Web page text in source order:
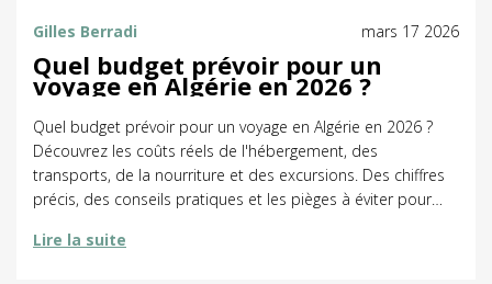
Gilles Berradi mars 17 2026
Quel budget prévoir pour un
voyage en Algérie en 2026 ?
Quel budget prévoir pour un voyage en Algérie en 2026 ?
Découvrez les coûts réels de l'hébergement, des
transports, de la nourriture et des excursions. Des chiffres
précis, des conseils pratiques et les pièges à éviter pour
Lire la suite